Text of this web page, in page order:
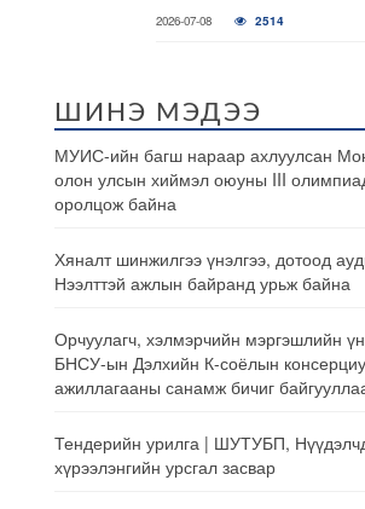
2026-07-08 2514
ШИНЭ МЭДЭЭ
МУИС-ийн багш нараар ахлуулсан
олон улсын хиймэл оюуны III
оролцож байна
Хяналт шинжилгээ үнэлгээ, дотоод
Нээлттэй ажлын байранд урьж байна
Орчуулагч, хэлмэрчийн мэргэшлийн
БНСУ-ын Дэлхийн К-соёлын
ажиллагааны санамж бичиг
Тендерийн урилга | ШУТУБП,
хүрээлэнгийн урсгал засвар